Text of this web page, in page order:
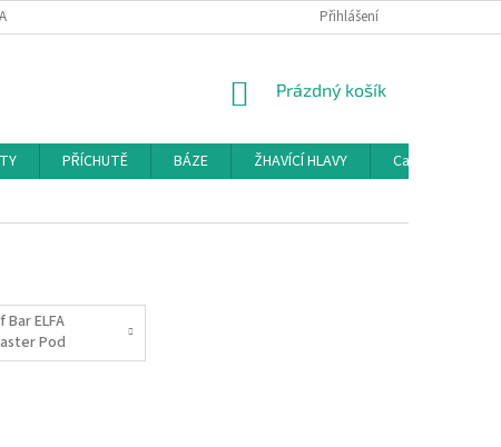
ŘÁD HODNOCENÍ OBCHODU
Přihlášení
NÁKUPNÍ
Prázdný košík
PŘÍCHUTĚ BÁZE ŽHAVÍCÍ HLAVY
Cartridge a
Bar ELFA
Pod